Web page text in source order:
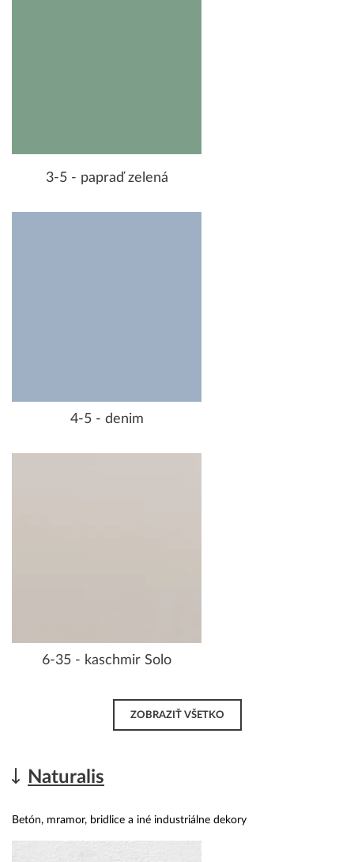
3-5 - papraď zelená
4-5 - denim
6-35 - kaschmir Solo
ZOBRAZIŤ VŠETKO
Naturalis
Betón, mramor, bridlice a iné industriálne dekory